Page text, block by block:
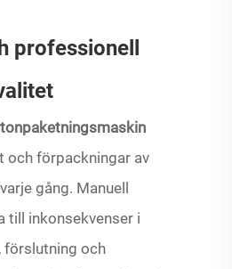
professionell
och förpackningar av
gång. Manuell
till inkonsekvenser i
förslutning och